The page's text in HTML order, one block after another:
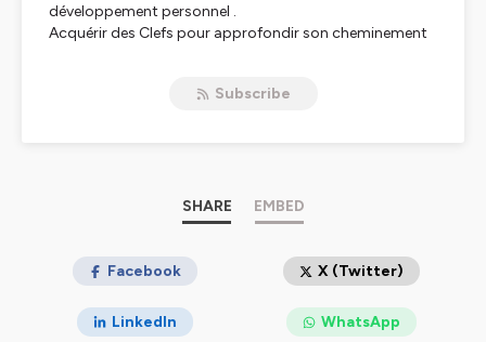
développement personnel .
Acquérir des Clefs pour approfondir son cheminement
valeurs, et surtout rentrer dans une connaissance de
Je vous apporte mes connaissances et mon expertise
sur des notions tel le lâcher prise, l'ancrage, l'instant
Traditionnelle Chinoise et bien d'autres choses.
Avec Véronique Torresin, Coach, Mentor et Thérapeute
Holistique et Quantique
Subscribe
SHARE EMBED
Facebook X (Twitter)
LinkedIn WhatsApp